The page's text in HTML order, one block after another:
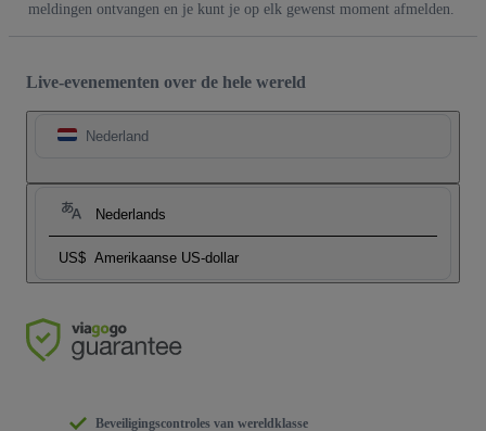
meldingen ontvangen en je kunt je op elk gewenst moment afmelden.
Live-evenementen over de hele wereld
Nederland
Nederlands
US$ Amerikaanse US-dollar
Beveiligingscontroles van wereldklasse